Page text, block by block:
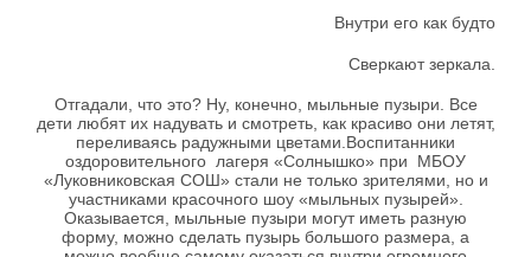
Внутри его как будто
Сверкают зеркала.
Отгадали, что это? Ну, конечно, мыльные пузыри. Все
дети любят их надувать и смотреть, как красиво они летят,
переливаясь радужными цветами.Воспитанники
оздоровительного лагеря «Солнышко» при МБОУ
«Луковниковская СОШ» стали не только зрителями, но и
участниками красочного шоу «мыльных пузырей».
Оказывается, мыльные пузыри могут иметь разную
форму, можно сделать пузырь большого размера, а